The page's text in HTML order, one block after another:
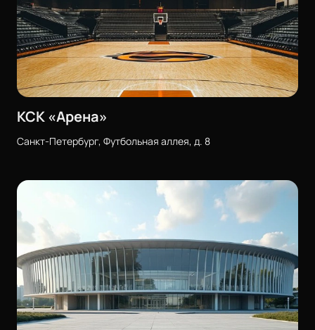
КСК «Арена»
Санкт-Петербург, Футбольная аллея, д. 8